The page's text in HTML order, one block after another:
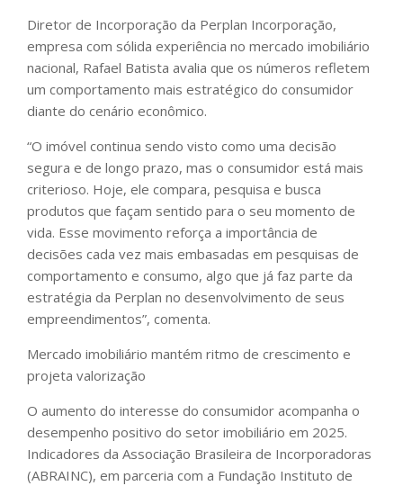
Diretor de Incorporação da Perplan Incorporação,
empresa com sólida experiência no mercado imobiliário
nacional, Rafael Batista avalia que os números refletem
um comportamento mais estratégico do consumidor
diante do cenário econômico.
“O imóvel continua sendo visto como uma decisão
segura e de longo prazo, mas o consumidor está mais
criterioso. Hoje, ele compara, pesquisa e busca
produtos que façam sentido para o seu momento de
vida. Esse movimento reforça a importância de
decisões cada vez mais embasadas em pesquisas de
comportamento e consumo, algo que já faz parte da
estratégia da Perplan no desenvolvimento de seus
empreendimentos”, comenta.
Mercado imobiliário mantém ritmo de crescimento e
projeta valorização
O aumento do interesse do consumidor acompanha o
desempenho positivo do setor imobiliário em 2025.
Indicadores da Associação Brasileira de Incorporadoras
(ABRAINC), em parceria com a Fundação Instituto de